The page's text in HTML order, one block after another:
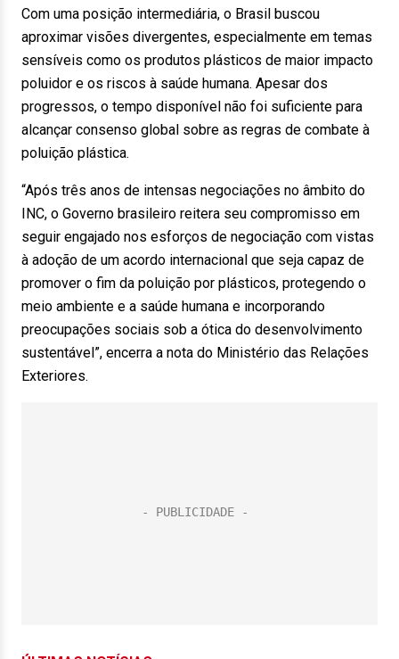
Com uma posição intermediária, o Brasil buscou
aproximar visões divergentes, especialmente em temas
sensíveis como os produtos plásticos de maior impacto
poluidor e os riscos à saúde humana. Apesar dos
progressos, o tempo disponível não foi suficiente para
alcançar consenso global sobre as regras de combate à
poluição plástica.
“Após três anos de intensas negociações no âmbito do
INC, o Governo brasileiro reitera seu compromisso em
seguir engajado nos esforços de negociação com vistas
à adoção de um acordo internacional que seja capaz de
promover o fim da poluição por plásticos, protegendo o
meio ambiente e a saúde humana e incorporando
preocupações sociais sob a ótica do desenvolvimento
sustentável”, encerra a nota do Ministério das Relações
Exteriores.